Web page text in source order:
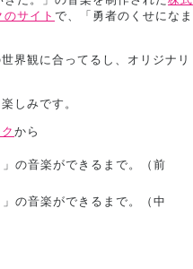
サイト で、「勇者のくせになま
界観に合ってるし、オリジナリ
しみです。
から
の音楽ができるまで。（前
の音楽ができるまで。（中